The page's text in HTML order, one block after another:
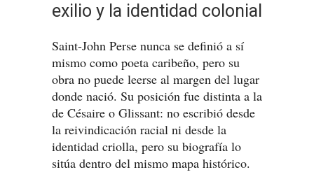
exilio y la identidad colonial
Saint-John Perse nunca se definió a sí
mismo como poeta caribeño, pero su
obra no puede leerse al margen del lugar
donde nació. Su posición fue distinta a la
de Césaire o Glissant: no escribió desde
la reivindicación racial ni desde la
identidad criolla, pero su biografía lo
sitúa dentro del mismo mapa histórico.